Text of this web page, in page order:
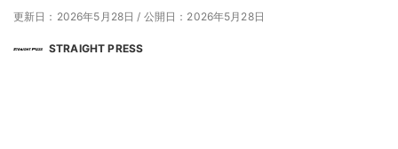
更新日：2026年5月28日 / 公開日：2026年5月28日
STRAIGHT PRESS